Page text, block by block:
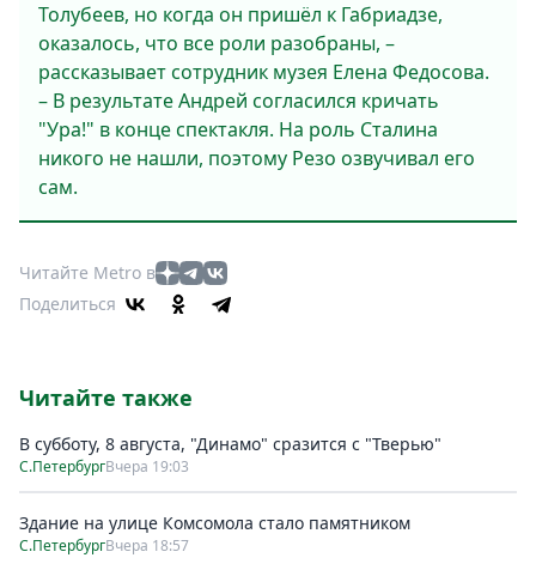
Толубеев, но когда он пришёл к Габриадзе,
оказалось, что все роли разобраны, –
рассказывает сотрудник музея Елена Федосова.
– В результате Андрей согласился кричать
"Ура!" в конце спектакля. На роль Сталина
никого не нашли, поэтому Резо озвучивал его
сам.
Читайте Metro в
Поделиться
Читайте также
В субботу, 8 августа, "Динамо" сразится с "Тверью"
С.ПетербургВчера 19:03
Здание на улице Комсомола стало памятником
С.ПетербургВчера 18:57